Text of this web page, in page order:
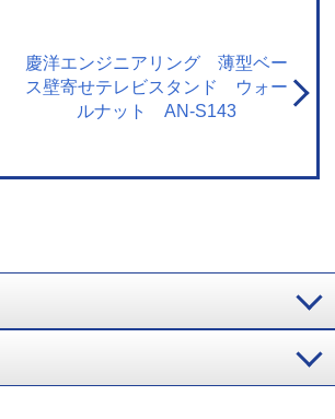
慶洋エンジニアリング 薄型ベー
ス壁寄せテレビスタンド ウォー
ルナット AN-S143